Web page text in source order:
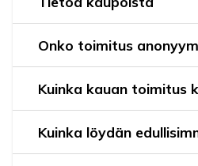
Onko toimitus
Kuinka kauan toimitus
Kuinka löydän